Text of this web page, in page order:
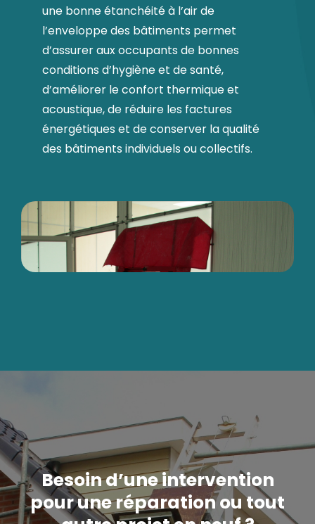
une bonne étanchéité à l’air de
l’enveloppe des bâtiments permet
d’assurer aux occupants de bonnes
conditions d’hygiène et de santé,
d’améliorer le confort thermique et
acoustique, de réduire les factures
énergétiques et de conserver la qualité
des bâtiments individuels ou collectifs.
Besoin d’une intervention
pour une réparation ou tout